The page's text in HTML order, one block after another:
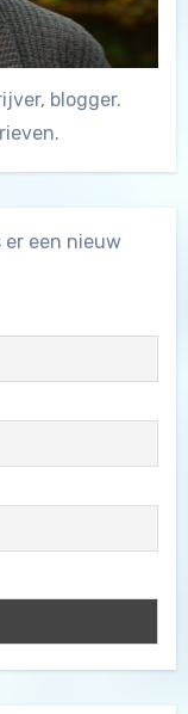
blogger.
een nieuw